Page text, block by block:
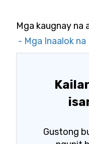
Mga kaugnay na
- Mga Inaalok
Gustong